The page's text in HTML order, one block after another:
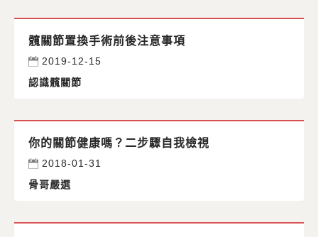
髖關節置換手術前後注意事項
2019-12-15
認識髖關節
你的關節健康嗎？二步驟自我檢視
2018-01-31
骨哥嚴選